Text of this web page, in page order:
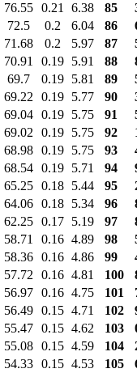
76.55 0.21 6.38 85
72.5 0.2 6.04 86
71.68 0.2 5.97 87
70.91 0.19 5.91 88
69.7 0.19 5.81 89
69.22 0.19 5.77 90
69.04 0.19 5.75 91
69.02 0.19 5.75 92
68.98 0.19 5.75 93
68.54 0.19 5.71 94
65.25 0.18 5.44 95
64.06 0.18 5.34 96
62.25 0.17 5.19 97
58.71 0.16 4.89 98
58.36 0.16 4.86 99
57.72 0.16 4.81 100
56.97 0.16 4.75 101
56.49 0.15 4.71 102
55.47 0.15 4.62 103
55.08 0.15 4.59 104
54.33 0.15 4.53 105